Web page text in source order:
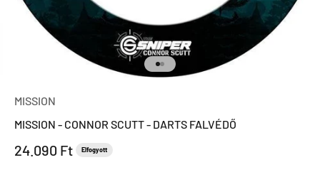
Ugrás a 1 elemre
Ugrás a 2 elemre
MISSION
MISSION - CONNOR SCUTT - DARTS FALVÉDŐ
Eladási ár
24.090 Ft Elfogyott